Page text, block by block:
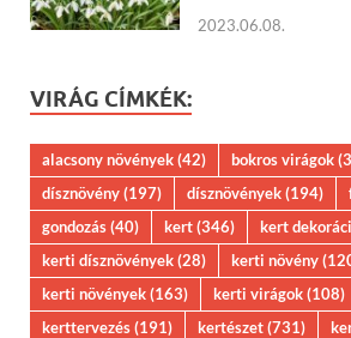
2023.06.08.
VIRÁG CÍMKÉK:
alacsony növények(42) bokros virágok
dísznövény(197) dísznövények(194)
gondozás(40) kert(346) kert
kerti dísznövények(28) kerti növény
kerti növények(163) kerti virágok(108)
kerttervezés(191) kertészet(731)